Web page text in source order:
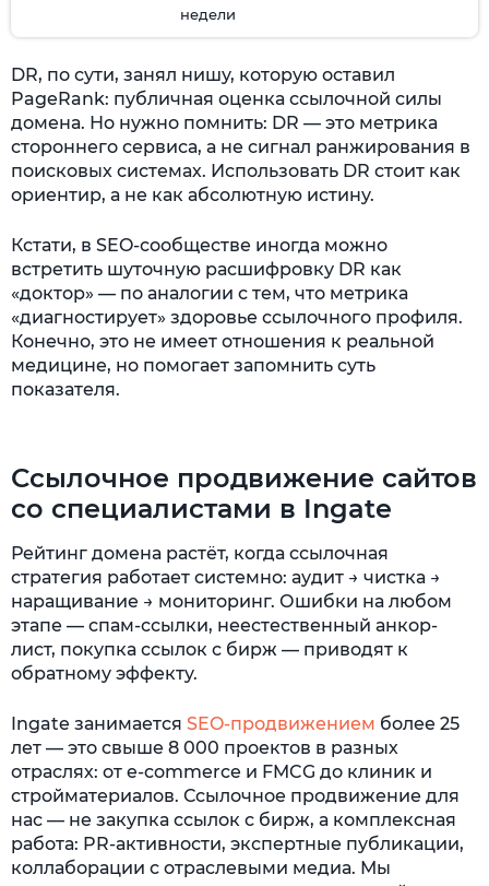
недели
DR, по сути, занял нишу, которую оставил
PageRank: публичная оценка ссылочной силы
домена. Но нужно помнить: DR — это метрика
стороннего сервиса, а не сигнал ранжирования в
поисковых системах. Использовать DR стоит как
ориентир, а не как абсолютную истину.
Кстати, в SEO-сообществе иногда можно
встретить шуточную расшифровку DR как
«доктор» — по аналогии с тем, что метрика
«диагностирует» здоровье ссылочного профиля.
Конечно, это не имеет отношения к реальной
медицине, но помогает запомнить суть
показателя.
Ссылочное продвижение сайтов
со специалистами в Ingate
Рейтинг домена растёт, когда ссылочная
стратегия работает системно: аудит → чистка →
наращивание → мониторинг. Ошибки на любом
этапе — спам-ссылки, неестественный анкор-
лист, покупка ссылок с бирж — приводят к
обратному эффекту.
Ingate занимается SEO-продвижением более 25
лет — это свыше 8 000 проектов в разных
отраслях: от e-commerce и FMCG до клиник и
стройматериалов. Ссылочное продвижение для
нас — не закупка ссылок с бирж, а комплексная
работа: PR-активности, экспертные публикации,
коллаборации с отраслевыми медиа. Мы